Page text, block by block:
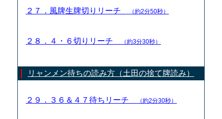
２７．風牌生牌切りリーチ （約2分50秒）
２８．４・６切りリーチ （約3分30秒）
リャンメン待ちの読み方（土田の捨て牌読み）
２９．３６＆４７待ちリーチ （約2分30秒）